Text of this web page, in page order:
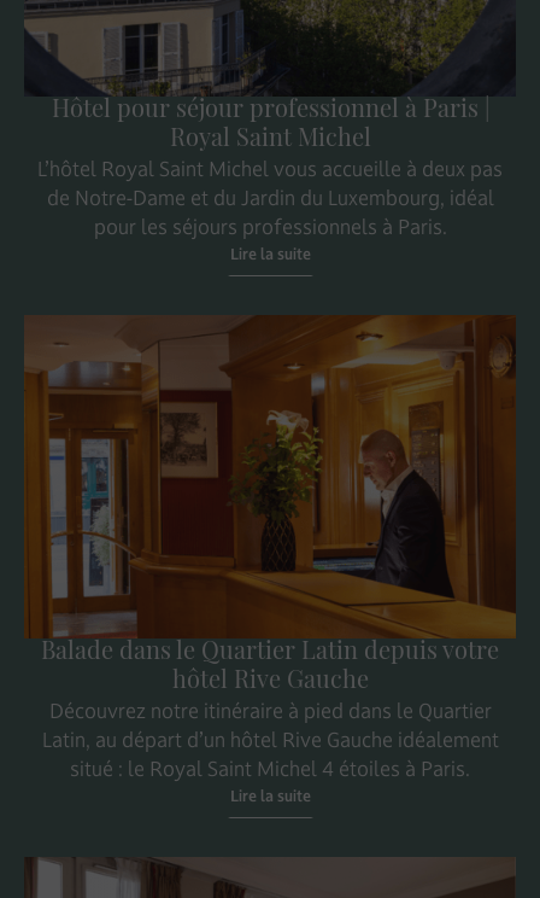
Hôtel pour séjour professionnel à Paris |
Royal Saint Michel
L’hôtel Royal Saint Michel vous accueille à deux pas
de Notre-Dame et du Jardin du Luxembourg, idéal
pour les séjours professionnels à Paris.
Lire la suite
Balade dans le Quartier Latin depuis votre
hôtel Rive Gauche
Découvrez notre itinéraire à pied dans le Quartier
Latin, au départ d’un hôtel Rive Gauche idéalement
situé : le Royal Saint Michel 4 étoiles à Paris.
Lire la suite